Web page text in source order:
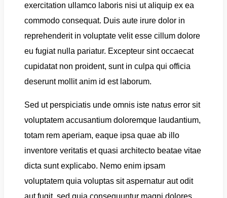
exercitation ullamco laboris nisi ut aliquip ex ea
commodo consequat. Duis aute irure dolor in
reprehenderit in voluptate velit esse cillum dolore
eu fugiat nulla pariatur. Excepteur sint occaecat
cupidatat non proident, sunt in culpa qui officia
deserunt mollit anim id est laborum.
Sed ut perspiciatis unde omnis iste natus error sit
voluptatem accusantium doloremque laudantium,
totam rem aperiam, eaque ipsa quae ab illo
inventore veritatis et quasi architecto beatae vitae
dicta sunt explicabo. Nemo enim ipsam
voluptatem quia voluptas sit aspernatur aut odit
aut fugit, sed quia consequuntur magni dolores